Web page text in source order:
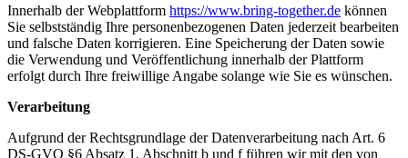
Innerhalb der Webplattform https://www.bring-together.de können
Sie selbstständig Ihre personenbezogenen Daten jederzeit bearbeiten
und falsche Daten korrigieren. Eine Speicherung der Daten sowie
die Verwendung und Veröffentlichung innerhalb der Plattform
erfolgt durch Ihre freiwillige Angabe solange wie Sie es wünschen.
Verarbeitung
Aufgrund der Rechtsgrundlage der Datenverarbeitung nach Art. 6
DS-GVO §6 Absatz 1, Abschnitt b und f führen wir mit den von